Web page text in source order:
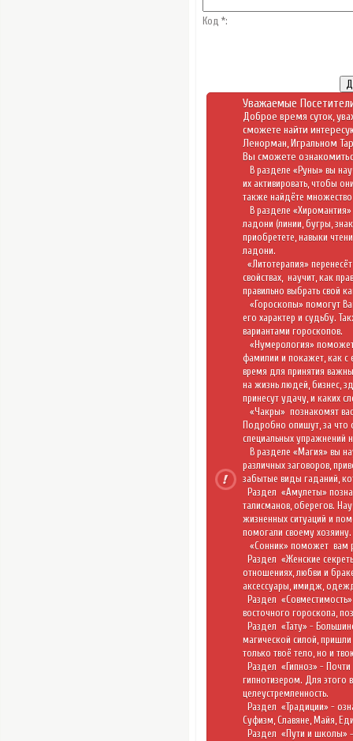
Код *:
Уважаемые
Доброе время суток,
сможете найти
Ленорман, Игральном
Вы сможете
В разделе « Руны» вы
их активировать, чтобы
также найдёте
В разделе «Хиромантия
ладони (линии, бугры,
приобретете, навыки
ладони.
«Литотерапия»
свойствах, научит, как
правильно выбрать свой
« Гороскопы» помогут
его характер и судьбу.
вариантами гороскопов.
« Нумерология»
фамилии и покажет, как с
время для принятия
на жизнь людей, бизнес,
принесут удачу, и каких
«Чакры» познакомят
Подробно опишут, за что
специальных упражнений
В разделе «Магия» вы
различных заговоров,
забытые виды гаданий,
Раздел «Амулеты»
талисманов, оберегов.
жизненных ситуаций и
помогали своему хозяину.
«Сонник» поможет вам
Раздел «Женские
отношениях, любви и
аксессуары, имидж,
Раздел
восточного гороскопа,
Раздел «Тату» -
магической силой,
только твоё тело, но и
Раздел «Гипноз» - Почти
гипнотизером. Для этого
целеустремленность.
Раздел «Традиции» -
Суфизм, Славяне, Майя,
Раздел «Пути и школы»